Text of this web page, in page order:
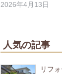
2026年4月13日
人気の記事
リフ